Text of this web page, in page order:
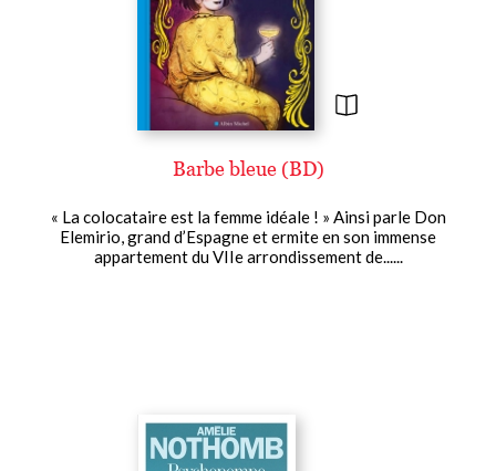
Barbe bleue (BD)
« La colocataire est la femme idéale ! » Ainsi parle Don
Elemirio, grand d’Espagne et ermite en son immense
appartement du VIIe arrondissement de......